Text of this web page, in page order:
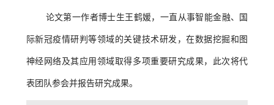
论文第一作者博士生王鹤媛，一直从事智能金融、国
际新冠疫情研判等领域的关键技术研发，在数据挖掘和图
神经网络及其应用领域取得多项重要研究成果，此次将代
表团队参会并报告研究成果。